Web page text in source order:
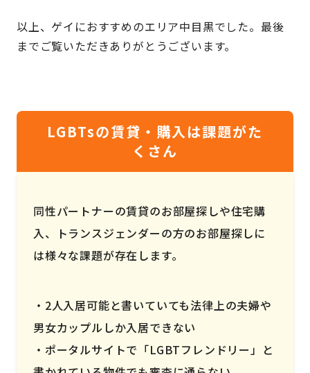
以上、ゲイにおすすめのエリア中目黒でした。最後
までご覧いただきありがとうございます。
LGBTsの賃貸・購入は課題がた
くさん
同性パートナーの賃貸のお部屋探しや住宅購
入、トランスジェンダーの方のお部屋探しに
は様々な課題が存在します。
2人入居可能と書いていても法律上の夫婦や
男女カップルしか入居できない
ポータルサイトで「LGBTフレンドリー」と